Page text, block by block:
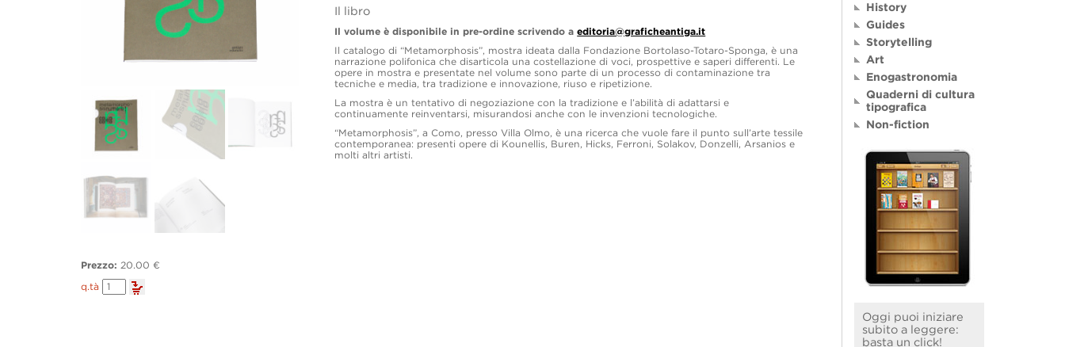
Il libro
Il volume è disponibile in pre-ordine scrivendo aeditoria@graficheantiga.it
Il catalogo di “Metamorphosis”, mostra ideata dalla Fondazione Bortolaso-Totaro-Sponga, è una
narrazione polifonica che disarticola una costellazione di voci, prospettive e saperi differenti. Le
opere in mostra e presentate nel volume sono parte di un processo di contaminazione tra
tecniche e media, tra tradizione e innovazione, riuso e ripetizione.
La mostra è un tentativo di negoziazione con la tradizione e l’abilità di adattarsi e
continuamente reinventarsi, misurandosi anche con le invenzioni tecnologiche.
“Metamorphosis”, a Como, presso Villa Olmo, è una ricerca che vuole fare il punto sull’arte tessile
contemporanea: presenti opere di Kounellis, Buren, Hicks, Ferroni, Solakov, Donzelli, Arsanios e
molti altri artisti.
Prezzo: 20.00 €
q.tà
Metamorphosis
quantity
History
Guides
Storytelling
Art
Enogastronomia
Quaderni di cultura
tipografica
Non-fiction
Oggi puoi iniziare
subito a leggere:
basta un click!